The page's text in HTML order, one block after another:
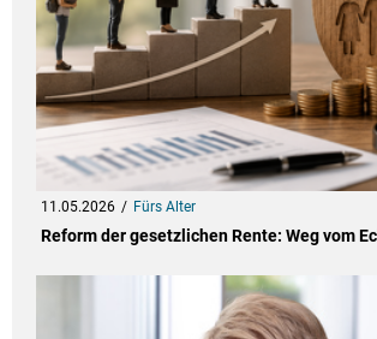
11.05.2026 Fürs Alter
Reform der gesetzlichen Rente: Weg vom